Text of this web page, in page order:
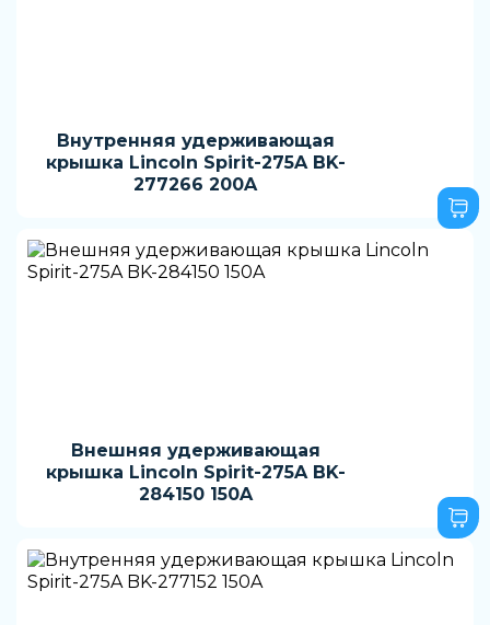
Внутренняя удерживающая
крышка Lincoln Spirit-275A BK-
277266 200A
Внешняя удерживающая
крышка Lincoln Spirit-275A BK-
284150 150A